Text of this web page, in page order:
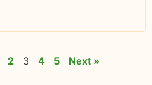
2 3 4 5 Next »